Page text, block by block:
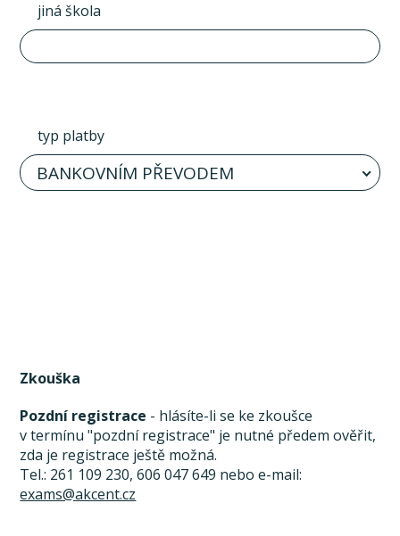
jiná škola
typ platby
BANKOVNÍM PŘEVODEM
Zkouška
Pozdní registrace - hlásíte-li se ke zkoušce
v termínu "pozdní registrace" je nutné předem ověřit,
zda je registrace ještě možná.
Tel.: 261 109 230, 606 047 649 nebo e-mail:
exams@akcent.cz